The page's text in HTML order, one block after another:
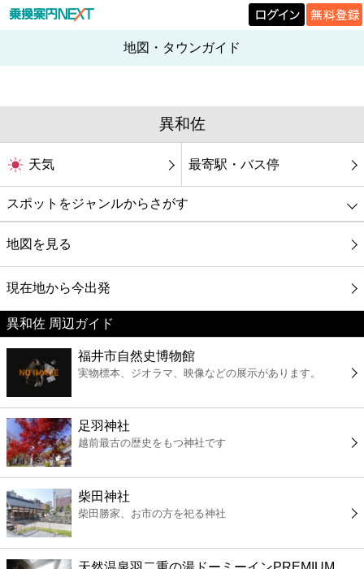
地図・タウンガイド
異和佐
天気 最寄駅・バス停
スポットをジャンルからさがす
グルメ
映画
美容
コンビニ
薬局
スーパー
エンタメ
レジャー
地図を見る
現在地から今出発
異和佐 周辺ガイド
福井市自然史博物館
実物標本、ジオラマ、映像などの展示があります。
足羽神社
越前最古の歴史をもつ神社です
柴田神社
柴田勝家、お市の方を祀る神社